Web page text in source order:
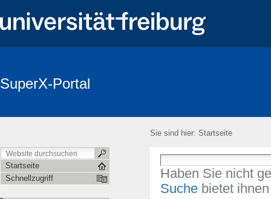
SuperX-Portal
Sie sind hier: Startseite
Startseite
Schnellzugriff
Haben Sie nicht
Suche bietet